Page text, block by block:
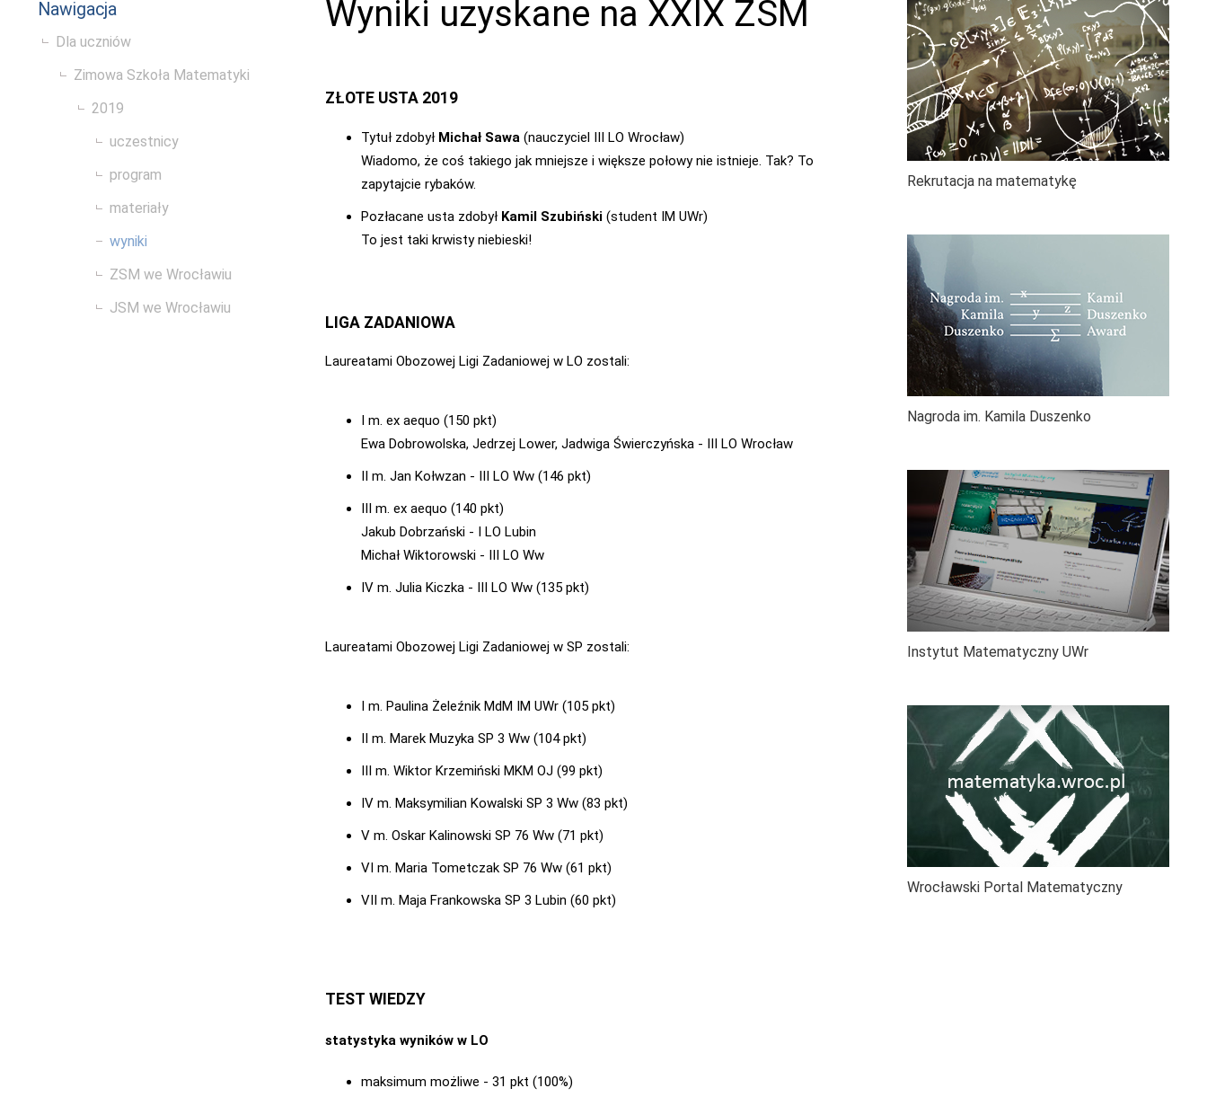
Nawigacja
Dla uczniów
Zimowa Szkoła Matematyki
2019
uczestnicy
program
materiały
wyniki
ZSM we Wrocławiu
JSM we Wrocławiu
Wyniki uzyskane na XXIX ZSM
ZŁOTE USTA 2019
Tytuł zdobył Michał Sawa (nauczyciel III LO Wrocław)
Wiadomo, że coś takiego jak mniejsze i większe połowy nie istnieje. Tak? To
zapytajcie rybaków.
Pozłacane usta zdobył Kamil Szubiński (student IM UWr)
To jest taki krwisty niebieski!
LIGA ZADANIOWA
Laureatami Obozowej Ligi Zadaniowej w LO zostali:
I m. ex aequo (150 pkt)
Ewa Dobrowolska, Jedrzej Lower, Jadwiga Świerczyńska - III LO Wrocław
II m. Jan Kołwzan - III LO Ww (146 pkt)
III m. ex aequo (140 pkt)
Jakub Dobrzański - I LO Lubin
Michał Wiktorowski - III LO Ww
IV m. Julia Kiczka - III LO Ww (135 pkt)
Laureatami Obozowej Ligi Zadaniowej w SP zostali:
I m. Paulina Żeleźnik MdM IM UWr (105 pkt)
II m. Marek Muzyka SP 3 Ww (104 pkt)
III m. Wiktor Krzemiński MKM OJ (99 pkt)
IV m. Maksymilian Kowalski SP 3 Ww (83 pkt)
V m. Oskar Kalinowski SP 76 Ww (71 pkt)
VI m. Maria Tometczak SP 76 Ww (61 pkt)
VII m. Maja Frankowska SP 3 Lubin (60 pkt)
TEST WIEDZY
statystyka wyników w LO
maksimum możliwe - 31 pkt (100%)
Rekrutacja na matematykę
Nagroda im. Kamila Duszenko
Instytut Matematyczny UWr
Wrocławski Portal Matematyczny